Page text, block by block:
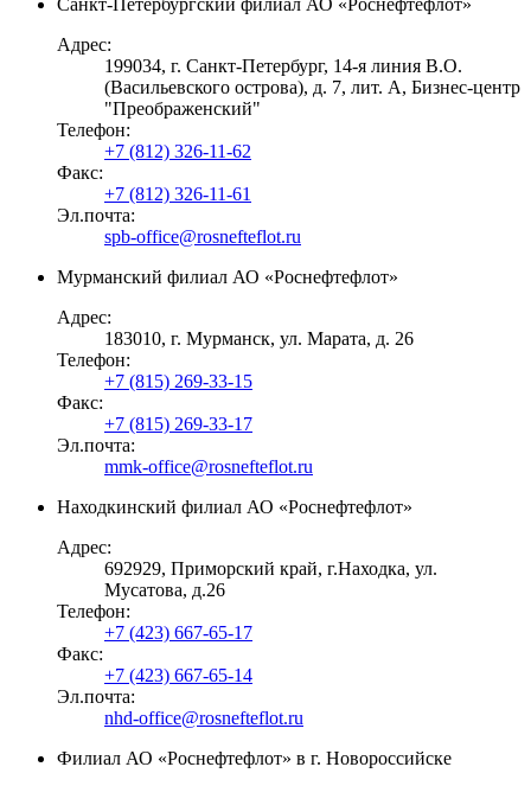
Адрес:
199034, г. Санкт-Петербург, 14-я линия В.О.
(Васильевского острова), д. 7, лит. А, Бизнес-центр
"Преображенский"
Телефон:
+7 (812) 326-11-62
Факс:
+7 (812) 326-11-61
Эл.почта:
spb-office@rosnefteflot.ru
Мурманский филиал АО «Роснефтефлот»
Адрес:
183010, г. Мурманск, ул. Марата, д. 26
Телефон:
+7 (815) 269-33-15
Факс:
+7 (815) 269-33-17
Эл.почта:
mmk-office@rosnefteflot.ru
Находкинский филиал АО «Роснефтефлот»
Адрес:
692929, Приморский край, г.Находка, ул.
Мусатова, д.26
Телефон:
+7 (423) 667-65-17
Факс:
+7 (423) 667-65-14
Эл.почта:
nhd-office@rosnefteflot.ru
Филиал АО «Роснефтефлот» в г. Новороссийске